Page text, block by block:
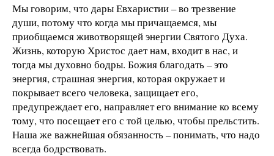
Мы говорим, что дары Евхаристии – во трезвение
души, потому что когда мы причащаемся, мы
приобщаемся животворящей энергии Святого Духа.
Жизнь, которую Христос дает нам, входит в нас, и
тогда мы духовно бодры. Божия благодать – это
энергия, страшная энергия, которая окружает и
покрывает всего человека, защищает его,
предупреждает его, направляет его внимание ко всему
тому, что посещает его с той целью, чтобы прельстить.
Наша же важнейшая обязанность – понимать, что надо
всегда бодрствовать.